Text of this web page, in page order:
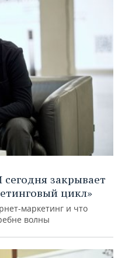
закрывает
цикл»
маркетинг и что
волны